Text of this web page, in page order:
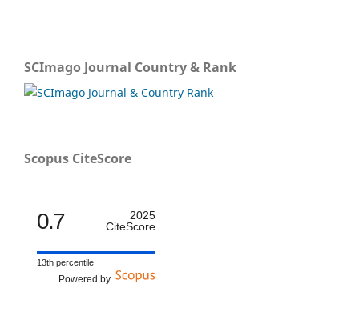
SCImago Journal Country & Rank
Scopus CiteScore
0.7
2025
CiteScore
13th percentile
Powered by